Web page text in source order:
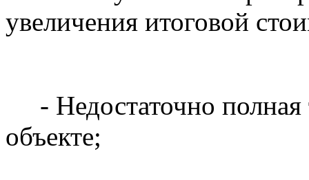
увеличения итоговой
- Недостаточно полная
объекте;